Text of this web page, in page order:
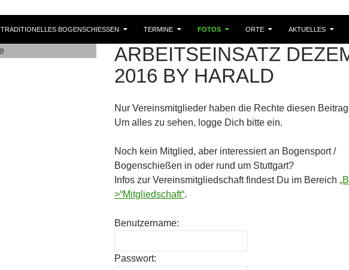
TRADITIONELLES BOGENSCHIESSEN TERMINE FOTOS ORTE AKTUELLES
ARBEITSEINSATZ
2016 BY HARALD
Nur Vereinsmitglieder haben die Rechte diesen
Um alles zu sehen, logge Dich bitte ein.
Noch kein Mitglied, aber interessiert an Bogensport /
Bogenschießen in oder rund um Stuttgart?
Infos zur Vereinsmitgliedschaft findest Du im Bereich
>“Mitgliedschaft“.
Benutzername:
Passwort: